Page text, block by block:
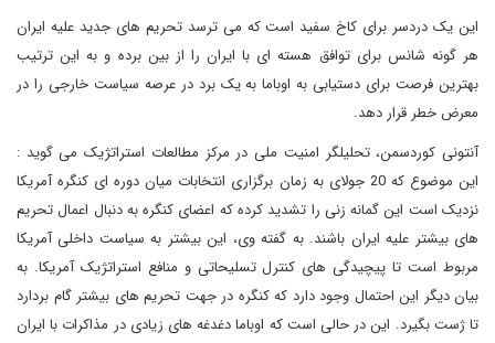
این یک دردسر برای کاخ سفید است که می ترسد تحریم های جدید علیه ایران
هر گونه شانس برای توافق هسته ای با ایران را از بین برده و به این ترتیب
بهترین فرصت برای دستیابی به اوباما به یک برد در عرصه سیاست خارجی را در
معرض خطر قرار دهد.
آنتونی کوردسمن، تحلیلگر امنیت ملی در مرکز مطالعات استراتژیک می گوید :
این موضوع که 20 جولای به زمان برگزاری انتخابات میان دوره ای کنگره آمریکا
نزدیک است این گمانه زنی را تشدید کرده که اعضای کنگره به دنبال اعمال تحریم
های بیشتر علیه ایران باشند. به گفته وی، این بیشتر به سیاست داخلی آمریکا
مربوط است تا پیچیدگی های کنترل تسلیحاتی و منافع استراتژیک آمریکا. به
بیان دیگر این احتمال وجود دارد که کنگره در جهت تحریم های بیشتر گام بردارد
تا ژست بگیرد. این در حالی است که اوباما دغدغه های زیادی در مذاکرات با ایران